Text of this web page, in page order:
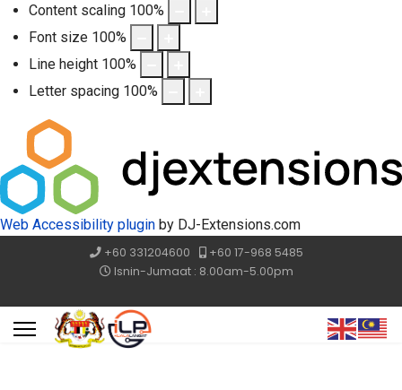
Content scaling 100%
Font size 100%
Line height 100%
Letter spacing 100%
Web Accessibility plugin by DJ-Extensions.com
+60 331204600
+60 17-968 5485
Isnin-Jumaat : 8.00am-5.00pm